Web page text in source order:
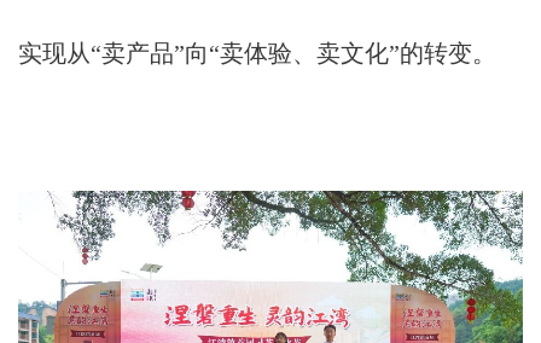
实现从“卖产品”向“卖体验、卖文化”的转变。